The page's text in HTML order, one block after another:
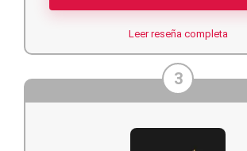
Leer reseña completa
3